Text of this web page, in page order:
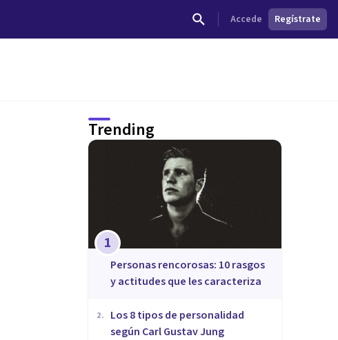
Accede Regístrate
Trending
1
​Personas rencorosas: 10 rasgos
y actitudes que les caracteriza
2.
​Los 8 tipos de personalidad
según Carl Gustav Jung